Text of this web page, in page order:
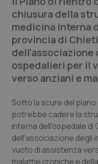
Lettere al direttore
Edizioni Regionali
QS Pro
Abruzzo
Basilicata
QS Pro Gold
Artrite & artrosi
QS Club Newsletter
chiusura della
medicina interna
provincia di
ospedalieri per il
verso anziani e
Sotto la scure del
potrebbe cadere la
interna dell'ospedale di
dell'associazione degli
vuoto di assistenza
malattie croniche e